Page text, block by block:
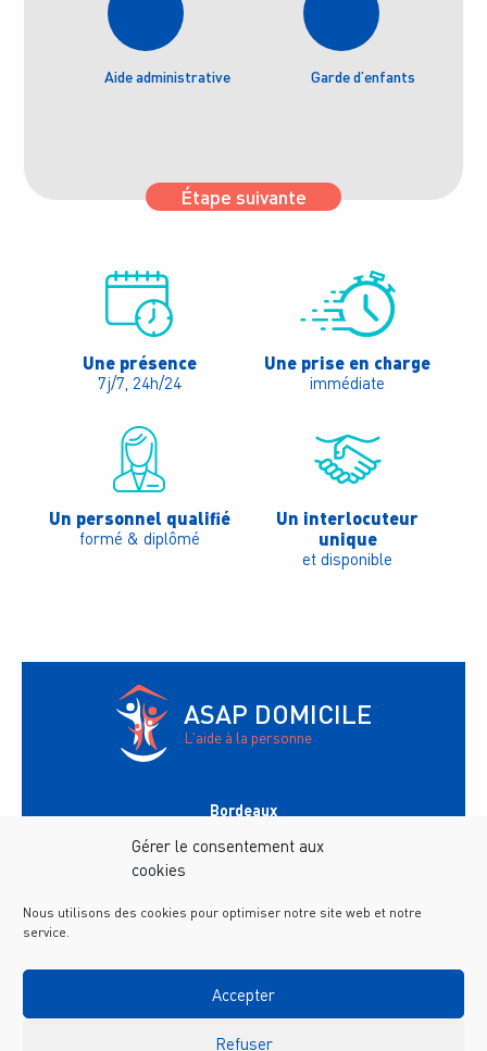
Gérer le consentement aux
cookies
Nous utilisons des cookies pour optimiser notre site web et notre
service.
Accepter
Refuser
Aide administrative Garde d’enfants
Étape suivante
Une présence
7j/7, 24h/24
Une prise en charge
immédiate
Un personnel qualifié
formé & diplômé
Un interlocuteur
unique
et disponible
ASAP DOMICILE
L'aide à la personne
Bordeaux
33200Bordeaux
Horaires :
Saint-Médard-en-Jalles
Tél.05 56 45 67 97
Horaires :
9h-12h / 13h-17h
© 2026 |Mentions légales|Politique de confidentialité|